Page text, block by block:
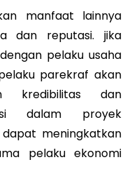
manfaat lainnya
dan reputasi. jika
pelaku usaha
parekraf akan
kredibilitas dan
dalam proyek
meningkatkan
pelaku ekonomi